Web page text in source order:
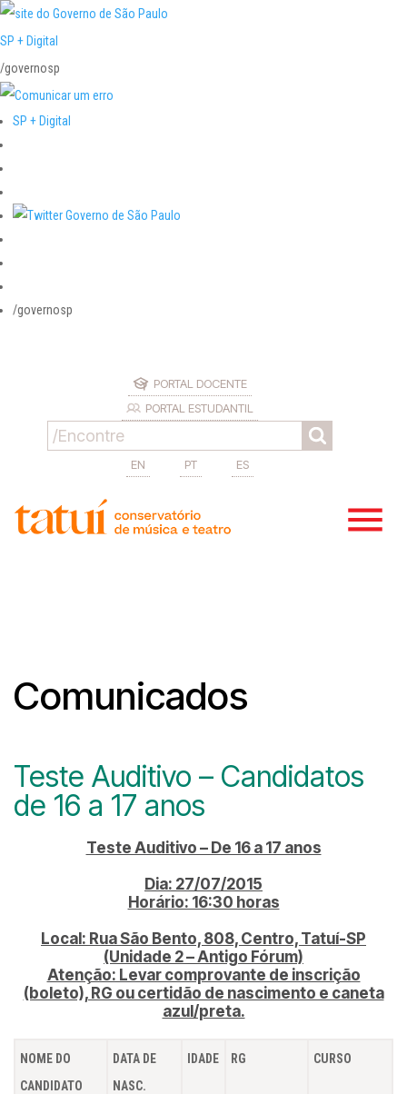
SP + Digital
/governosp
SP + Digital
/governosp
PORTAL DOCENTE
PORTAL ESTUDANTIL
EN PT ES
Comunicados
Teste Auditivo – Candidatos
de 16 a 17 anos
Teste Auditivo – De 16 a 17 anos
Dia: 27/07/2015
Horário: 16:30 horas
Local: Rua São Bento, 808, Centro, Tatuí-SP
(Unidade 2 – Antigo Fórum)
Atenção: Levar comprovante de inscrição
(boleto), RG ou certidão de nascimento e caneta
azul/preta.
NOME DO
CANDIDATO
DATA DE
NASC.
IDADE RG CURSO